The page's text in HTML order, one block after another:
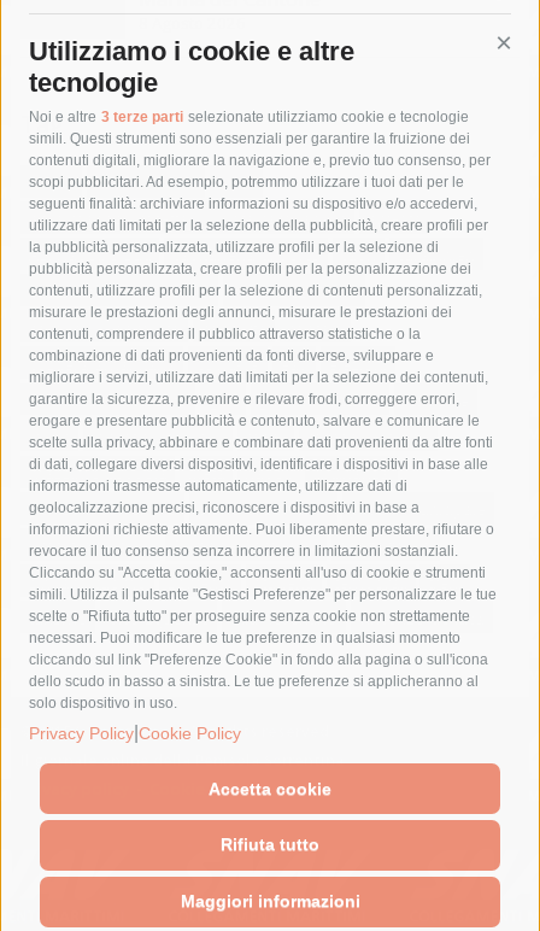
Utilizziamo i cookie e altre
tecnologie
Noi e altre 3 terze parti selezionate utilizziamo cookie e tecnologie
simili. Questi strumenti sono essenziali per garantire la fruizione dei
contenuti digitali, migliorare la navigazione e, previo tuo consenso, per
scopi pubblicitari. Ad esempio, potremmo utilizzare i tuoi dati per le
seguenti finalità: archiviare informazioni su dispositivo e/o accedervi,
utilizzare dati limitati per la selezione della pubblicità, creare profili per
la pubblicità personalizzata, utilizzare profili per la selezione di
pubblicità personalizzata, creare profili per la personalizzazione dei
contenuti, utilizzare profili per la selezione di contenuti personalizzati,
misurare le prestazioni degli annunci, misurare le prestazioni dei
contenuti, comprendere il pubblico attraverso statistiche o la
combinazione di dati provenienti da fonti diverse, sviluppare e
migliorare i servizi, utilizzare dati limitati per la selezione dei contenuti,
garantire la sicurezza, prevenire e rilevare frodi, correggere errori,
erogare e presentare pubblicità e contenuto, salvare e comunicare le
scelte sulla privacy, abbinare e combinare dati provenienti da altre fonti
di dati, collegare diversi dispositivi, identificare i dispositivi in base alle
informazioni trasmesse automaticamente, utilizzare dati di
geolocalizzazione precisi, riconoscere i dispositivi in base a
informazioni richieste attivamente. Puoi liberamente prestare, rifiutare o
revocare il tuo consenso senza incorrere in limitazioni sostanziali.
Cliccando su "Accetta cookie," acconsenti all'uso di cookie e strumenti
simili. Utilizza il pulsante "Gestisci Preferenze" per personalizzare le tue
scelte o "Rifiuta tutto" per proseguire senza cookie non strettamente
necessari. Puoi modificare le tue preferenze in qualsiasi momento
cliccando sul link "Preferenze Cookie" in fondo alla pagina o sull'icona
dello scudo in basso a sinistra. Le tue preferenze si applicheranno al
solo dispositivo in uso.
Privacy Policy Cookie Policy
Accetta cookie
Rifiuta tutto
Maggiori informazioni
Tag
acqua allerta meteo
anas
area marina protetta di punta campanella
arresto
Asl Napoli 3 sud
capitaneria di porto capri
carabinieri
castellammare di stabia
circumvesuviana
comune di sorrento
concerto
contagi
costiera amalfitana
covid-19 eav
elezioni
fondazione sorrento
gori guardia costiera
incidente
lavori
lorenzo balducelli mare
massa lubrense
massimo coppola
Meta napoli
ordinanza
penisola sorrentina
piano di sorrento
polizia municipale
protezione civile
Regione Campania
sant'agnello
sindaco cuomo
sorrento studenti temporali
treni
turismo
Vico Equense villa fiorentino vincenzo de luca
© 2015 SorrentoPress. All rights reserved.
Il giornale online della Penisola Sorrentina
Cookie Policy